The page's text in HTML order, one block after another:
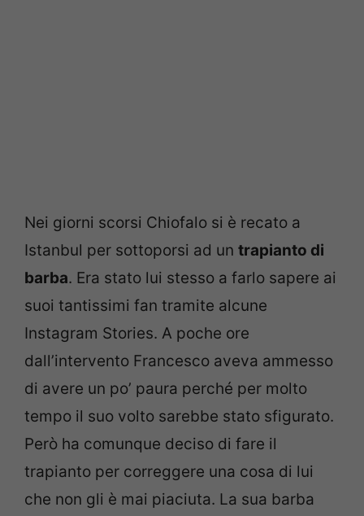
Nei giorni scorsi Chiofalo si è recato a
Istanbul per sottoporsi ad un trapianto di
barba. Era stato lui stesso a farlo sapere ai
suoi tantissimi fan tramite alcune
Instagram Stories. A poche ore
dall’intervento Francesco aveva ammesso
di avere un po’ paura perché per molto
tempo il suo volto sarebbe stato sfigurato.
Però ha comunque deciso di fare il
trapianto per correggere una cosa di lui
che non gli è mai piaciuta. La sua barba